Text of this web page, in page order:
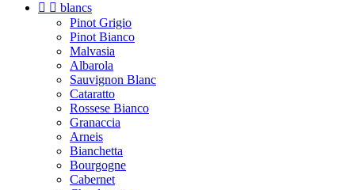
  blancs
Pinot Grigio
Pinot Bianco
Malvasia
Albarola
Sauvignon Blanc
Cataratto
Rossese Bianco
Granaccia
Arneis
Bianchetta
Bourgogne
Cabernet